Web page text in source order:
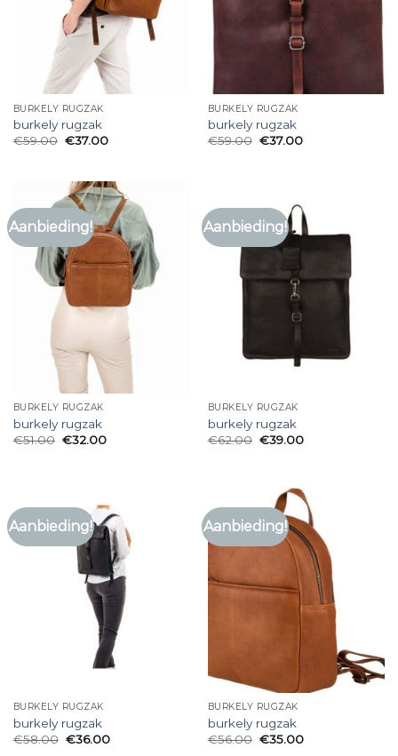
BURKELY RUGZAK
burkely rugzak
€59.00 €37.00
BURKELY RUGZAK
burkely rugzak
€59.00 €37.00
Aanbieding!
BURKELY RUGZAK
burkely rugzak
€51.00 €32.00
Aanbieding!
BURKELY RUGZAK
burkely rugzak
€62.00 €39.00
Aanbieding!
BURKELY RUGZAK
burkely rugzak
€58.00 €36.00
Aanbieding!
BURKELY RUGZAK
burkely rugzak
€56.00 €35.00